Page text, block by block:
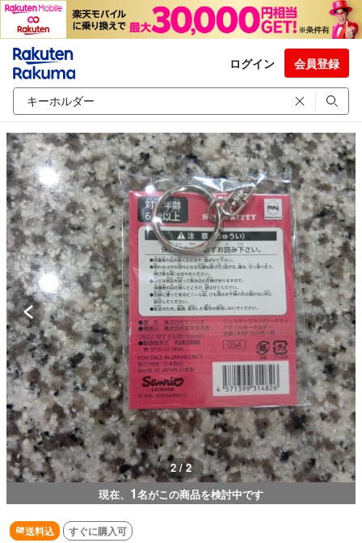
ログイン 会員登録
2 / 2
現在、 1名がこの商品を検討中です
送料込 すぐに購入可